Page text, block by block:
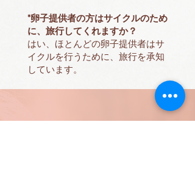
*卵子提供者の方はサイクルのため
に、旅行してくれますか？
はい、ほとんどの卵子提供者はサ
イクルを行うために、旅行を承知
しています。